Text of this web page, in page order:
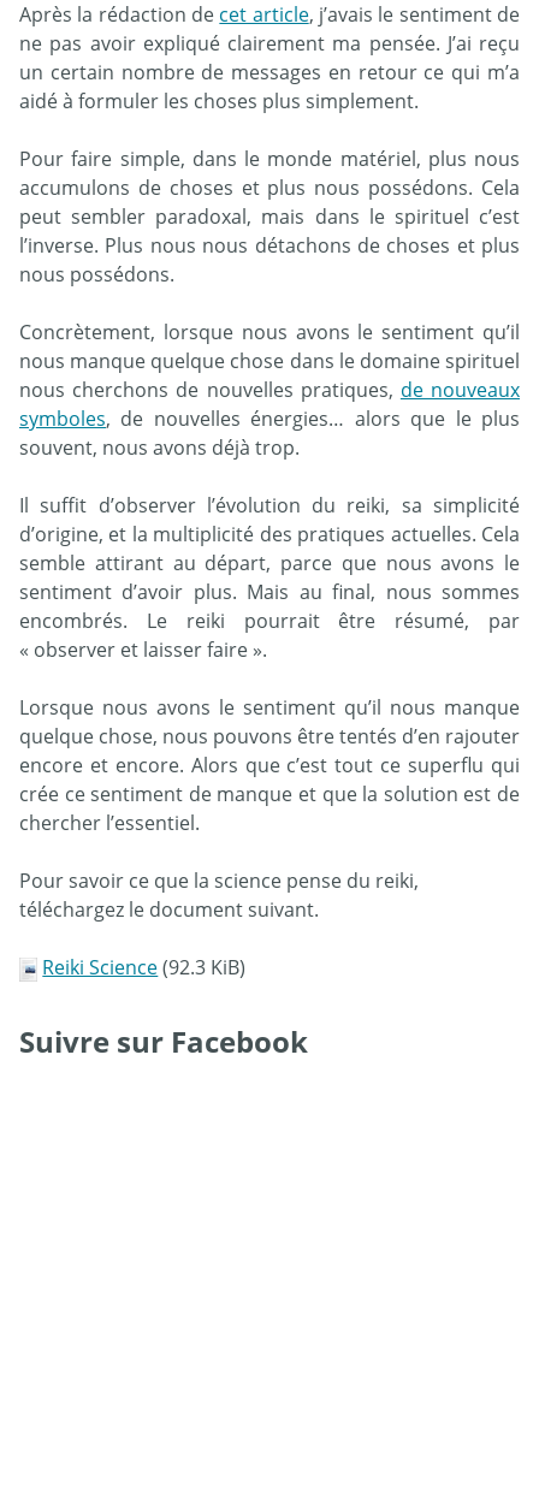
Après la rédaction de cet article, j’avais le sentiment de
ne pas avoir expliqué clairement ma pensée. J’ai reçu
un certain nombre de messages en retour ce qui m’a
aidé à formuler les choses plus simplement.
Pour faire simple, dans le monde matériel, plus nous
accumulons de choses et plus nous possédons. Cela
peut sembler paradoxal, mais dans le spirituel c’est
l’inverse. Plus nous nous détachons de choses et plus
nous possédons.
Concrètement, lorsque nous avons le sentiment qu’il
nous manque quelque chose dans le domaine spirituel
nous cherchons de nouvelles pratiques, de nouveaux
symboles, de nouvelles énergies… alors que le plus
souvent, nous avons déjà trop.
Il suffit d’observer l’évolution du reiki, sa simplicité
d’origine, et la multiplicité des pratiques actuelles. Cela
semble attirant au départ, parce que nous avons le
sentiment d’avoir plus. Mais au final, nous sommes
encombrés. Le reiki pourrait être résumé, par
« observer et laisser faire ».
Lorsque nous avons le sentiment qu’il nous manque
quelque chose, nous pouvons être tentés d’en rajouter
encore et encore. Alors que c’est tout ce superflu qui
crée ce sentiment de manque et que la solution est de
chercher l’essentiel.
Pour savoir ce que la science pense du reiki,
téléchargez le document suivant.
Reiki Science(92.3 KiB)
Suivre sur Facebook